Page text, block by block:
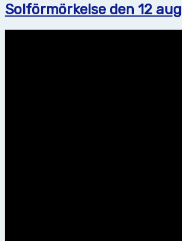
Solförmörkelse den 12 aug